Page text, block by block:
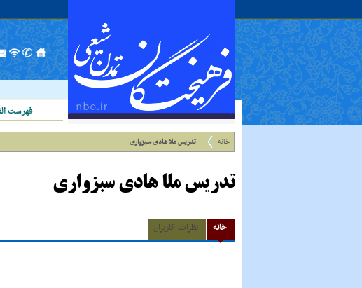
فهرست
خانه تدریس ملا هادی سبزواری
تدریس ملا هادی سبزواری
خانه نظرات کاربران